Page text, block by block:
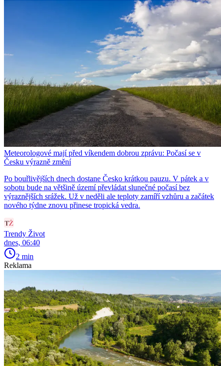
Meteorologové mají před víkendem dobrou zprávu: Počasí se v
Česku výrazně změní
Po bouřlivějších dnech dostane Česko krátkou pauzu. V pátek a v
sobotu bude na většině území převládat slunečné počasí bez
výraznějších srážek. Už v neděli ale teploty zamíří vzhůru a začátek
nového týdne znovu přinese tropická vedra.
Trendy Život
dnes, 06:40
2 min
Reklama